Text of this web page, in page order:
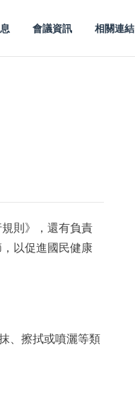
會議資訊 相關連結
則》，還有負責
以促進國民健康
、擦拭或噴灑等類